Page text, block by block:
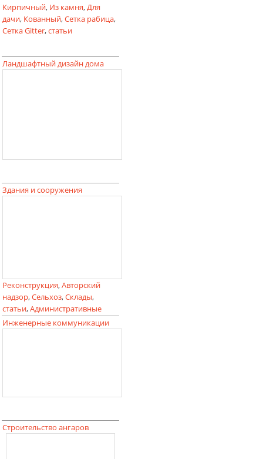
Кирпичный, Из камня,Для
дачи, Кованный,Сетка рабица,
Сетка Gitter,статьи
Ландшафтный дизайн дома
Здания и сооружения
Реконструкция,Авторский
надзор,Сельхоз,Склады,
статьи,Административные
Инженерные коммуникации
Строительство ангаров